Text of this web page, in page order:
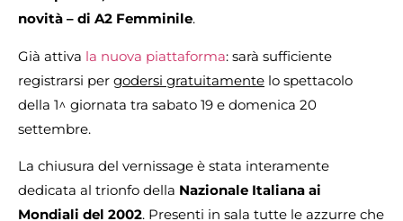
novità – di A2 Femminile.
Già attiva la nuova piattaforma: sarà sufficiente
registrarsi per godersi gratuitamente lo spettacolo
della 1^ giornata tra sabato 19 e domenica 20
settembre.
La chiusura del vernissage è stata interamente
dedicata al trionfo della Nazionale Italiana ai
Mondiali del 2002. Presenti in sala tutte le azzurre che